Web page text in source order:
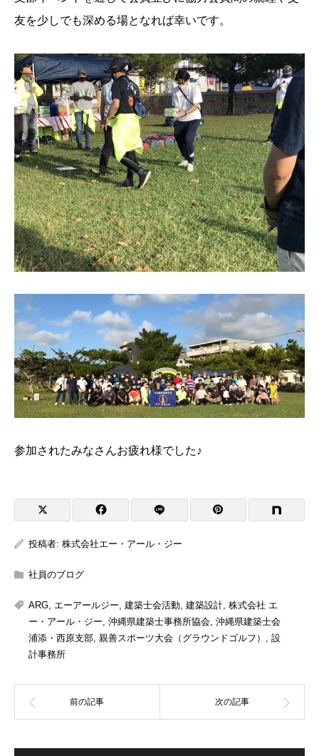
友を少しでも深める場となれば幸いです。
参加されたみなさんお疲れ様でした♪
投稿者: 株式会社エー・アール・ジー
社員のブログ
ARG エーアールジー 建築士会活動 建築設計 株式会社 エ
ー・アール・ジー 沖縄県建築士事務所協会 沖縄県建築士会
浦添・西原支部 親善スポーツ大会（グラウンドゴルフ）
設
計事務所